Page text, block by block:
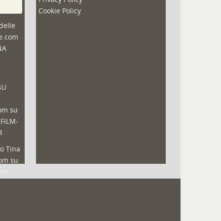
su
Tina
su
Cookie Policy